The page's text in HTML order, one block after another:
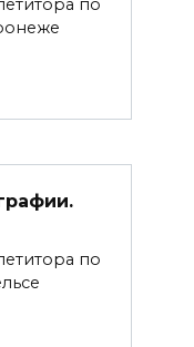
по
по